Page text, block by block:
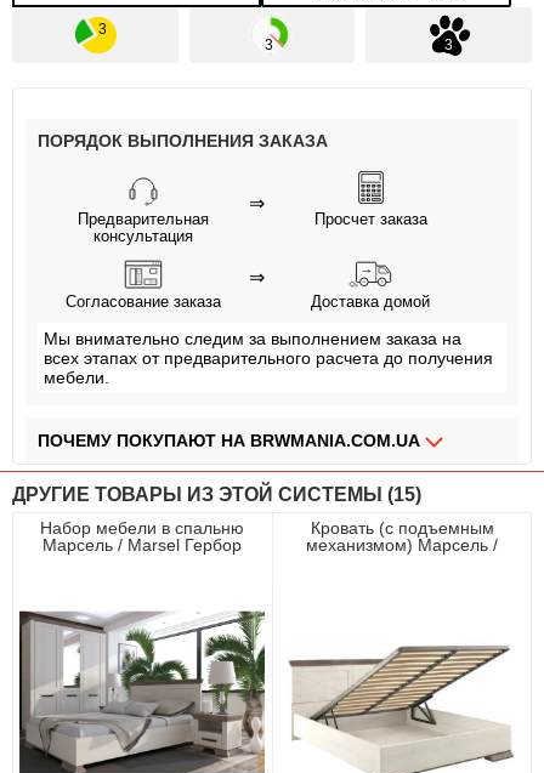
ПОРЯДОК ВЫПОЛНЕНИЯ ЗАКАЗА
Предварительная
консультация
⇒
Просчет заказа
Согласование заказа
⇒
Доставка домой
Мы внимательно следим за выполнением заказа на
всех этапах от предварительного расчета до получения
мебели.
ПОЧЕМУ ПОКУПАЮТ НА BRWMANIA.COM.UA
ДОСТАВКА ЗА 2 ДНЯ
ПЛАТИ АВАНС, А ОСТАЛЬНОЕ ПРИ ПОЛУЧЕНИИ
СБОРКА МЕБЕЛИ
99,9% ДОВОЛЬНЫХ КЛИЕНТОВ
ДРУГИЕ ТОВАРЫ ИЗ ЭТОЙ СИСТЕМЫ (15)
Набор мебели в спальню
Марсель / Marsel Гербор
Кровать (с подъемным
механизмом) Марсель /